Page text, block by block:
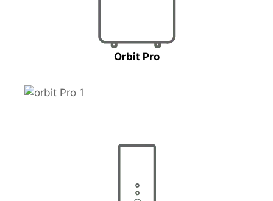
Orbit Pro